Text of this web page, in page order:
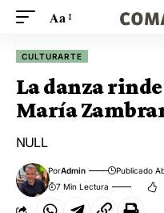
Aa
CULTURARTE
La danza
María
NULL
PorAdmin Publicado
7 Min Lectura